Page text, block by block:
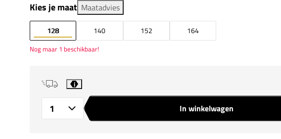
Kies je maat Maatadvies
128 140 152 164
Nog maar 1 beschikbaar!
i
In winkelwagen